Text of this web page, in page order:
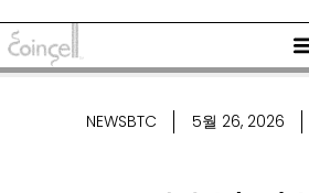
NEWSBTC 5월 26, 2026